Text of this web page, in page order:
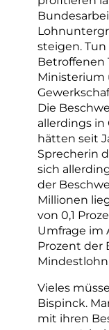
steigen.
Betroffenen
Ministerium
Die
allerdings in
hätten seit
Sprecherin
sich
der
Millionen
von 0,1
Umfrage im
Prozent der
Vieles
Bispinck.
mit ihren